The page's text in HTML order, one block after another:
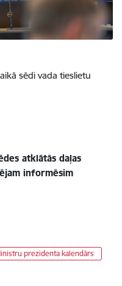
sēdi vada tieslietu
atklātās daļas
informēsim
prezidenta kalendārs